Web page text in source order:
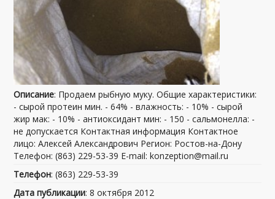
Описание: Продаем рыбную муку. Общие характеристики:
- сырой протеин мин. - 64% - влажность: - 10% - сырой
жир мак: - 10% - антиоксидант мин: - 150 - сальмонелла: -
не допускается Контактная информация Контактное
лицо: Алексей Александрович Регион: Ростов-на-Дону
Телефон: (863) 229-53-39 E-mail: konzeption@mail.ru
Телефон: (863) 229-53-39
Дата публикации: 8 октября 2012